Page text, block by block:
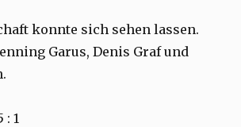
konnte sich sehen lassen.
Garus, Denis Graf und
1